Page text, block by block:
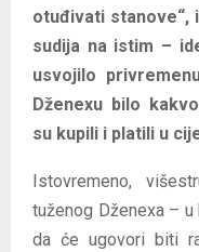
otuđivati stanove“,
sudija na istim –
usvojilo
Dženexu bilo
su kupili i platili u
Istovremeno,
tuženog Dženexa –
da će ugovori biti